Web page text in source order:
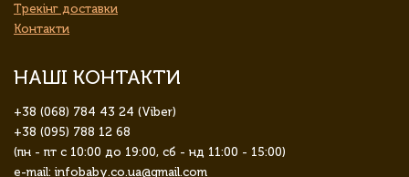
Трекінг доставки
Контакти
НАШІ КОНТАКТИ
+38 (068) 784 43 24 (Viber)
+38 (095) 788 12 68
(пн - пт с 10:00 до 19:00, сб - нд 11:00 - 15:00)
e-mail: infobaby.co.ua@gmail.com